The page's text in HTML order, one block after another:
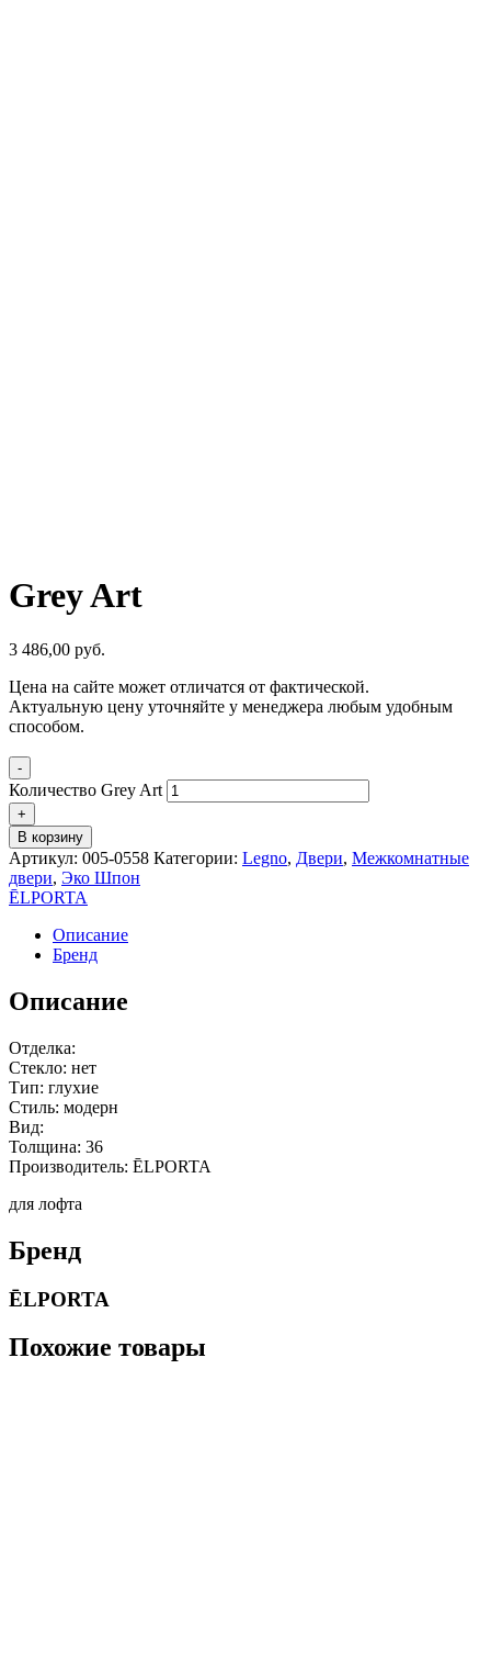
Grey Art
3 486,00 руб.
Цена на сайте может отличатся от фактической.
Актуальную цену уточняйте у менеджера любым удобным
способом.
-
Количество Grey Art
+
В корзину
Артикул: 005-0558 Категории: Legno, Двери, Межкомнатные
двери, Эко Шпон
ĒLPORTA
Описание
Бренд
Описание
Отделка:
Стекло: нет
Тип: глухие
Стиль: модерн
Вид:
Толщина: 36
Производитель: ĒLPORTA
для лофта
Бренд
ĒLPORTA
Похожие товары